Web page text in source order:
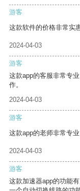
游客
这款软件的价格非常实
2024-04-03
游客
这款app的客服非常专
作。
2024-04-03
游客
这款app的老师非常专
2024-04-03
游客
这款加速器app的功能